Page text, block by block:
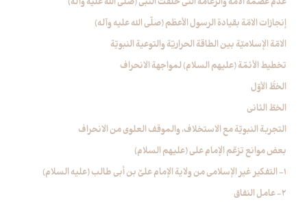
إنجازات الامّة بقيادة الرسول الأعظم (صلّى الله عليه وآله)
الامّة الإسلاميّة بين الطاقة الحراريّة والتوعية النبويّة
تخطيط الأئمّة (عليهم السلام) لمواجهة الانحراف
الخطُّ الأوّل
الخطّ الثاني
التجربة النبويّة مع الاستخلاف، والموقف العلوي من الانحراف
بعض موانع تزعّم الإمام علي (عليهم السلام)
1- التفكير غير الإسلامي من ولاية الإمام عليِّ بن أبي طالب (عليه السلام)
2- عامل النفاق